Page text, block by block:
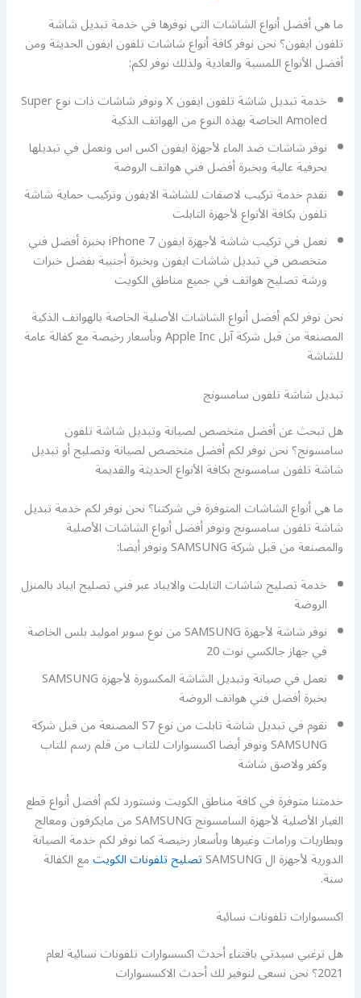
ما هي أفضل أنواع الشاشات التي نوفرها في خدمة تبديل شاشة
تلفون ايفون؟ نحن نوفر كافة أنواع شاشات تلفون ايفون الحديثة ومن
أفضل الأنواع اللمسية والعادية ولذلك نوفر لكم:
خدمة تبديل شاشة تلفون ايفون X ونوفر شاشات ذات نوع Super
Amoled الخاصة بهذه النوع من الهواتف الذكية
نوفر شاشات ضد الماء لأجهزة ايفون اكس اس ونعمل في تبديلها
بحرفية عالية وبخبرة أفضل فني هواتف الروضة
نقدم خدمة تركيب لاصقات للشاشة الايفون وتركيب حماية شاشة
تلفون بكافة الأنواع لأجهزة التابلت
نعمل في تركيب شاشة لأجهزة ايفون 7 iPhone بخبرة أفضل فني
متخصص في تبديل شاشات ايفون وبخبرة أجنبية بفضل خبرات
ورشة تصليح هواتف في جميع مناطق الكويت
نحن نوفر لكم أفضل أنواع الشاشات الأصلية الخاصة بالهواتف الذكية
المصنعة من قبل شركة آبل Apple Inc وبأسعار رخيصة مع كفالة عامة
للشاشة
تبديل شاشة تلفون سامسونج
هل تبحث عن أفضل متخصص لصيانة وتبديل شاشة تلفون
سامسونج؟ نحن نوفر لكم أفضل متخصص لصيانة وتصليح أو تبديل
شاشة تلفون سامسونج بكافة الأنواع الحديثة والقديمة
ما هي أنواع الشاشات المتوفرة في شركتنا؟ نحن نوفر لكم خدمة تبديل
شاشة تلفون سامسونج ونوفر أفضل أنواع الشاشات الأصلية
والمصنعة من قبل شركة SAMSUNG ونوفر أيضا:
خدمة تصليح شاشات التابلت والايباد عبر فني تصليح ايباد بالمنزل
الروضة
نوفر شاشة لأجهزة SAMSUNG من نوع سوبر اموليد بلس الخاصة
في جهاز جالكسي نوت 20
نعمل في صيانة وتبديل الشاشة المكسورة لأجهزة SAMSUNG
بخبرة أفضل فني هواتف الروضة
نقوم في تبديل شاشة تابلت من نوع S7 المصنعة من قبل شركة
SAMSUNG ونوفر أيضا اكسسوارات للتاب من قلم رسم للتاب
وكفر ولاصق شاشة
خدمتنا متوفرة في كافة مناطق الكويت ونستورد لكم أفضل أنواع قطع
الغيار الأصلية لأجهزة السامسونج SAMSUNG من مايكرفون ومعالج
وبطاريات ورامات وغيرها وبأسعار رخيصة كما نوفر لكم خدمة الصيانة
الدورية لأجهزة ال SAMSUNG تصليح تلفونات الكويتمع الكفالة
سنة.
اكسسوارات تلفونات نسائية
هل ترغبي سيدتي باقتناء أحدث اكسسوارات تلفونات نسائية لعام
2021؟ نحن نسعى لنوفير لك أحدث الاكسسوارات